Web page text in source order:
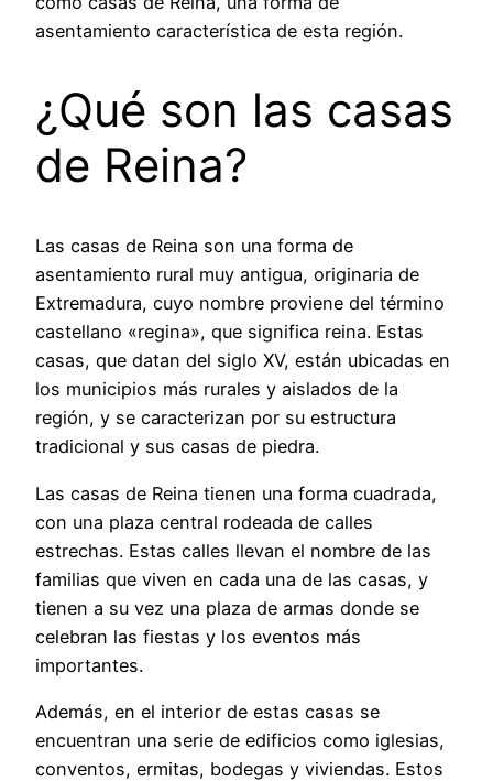
asentamiento característica de esta región.
¿Qué son las casas
de Reina?
Las casas de Reina son una forma de
asentamiento rural muy antigua, originaria de
Extremadura, cuyo nombre proviene del término
castellano «regina», que significa reina. Estas
casas, que datan del siglo XV, están ubicadas en
los municipios más rurales y aislados de la
región, y se caracterizan por su estructura
tradicional y sus casas de piedra.
Las casas de Reina tienen una forma cuadrada,
con una plaza central rodeada de calles
estrechas. Estas calles llevan el nombre de las
familias que viven en cada una de las casas, y
tienen a su vez una plaza de armas donde se
celebran las fiestas y los eventos más
importantes.
Además, en el interior de estas casas se
encuentran una serie de edificios como iglesias,
conventos, ermitas, bodegas y viviendas. Estos